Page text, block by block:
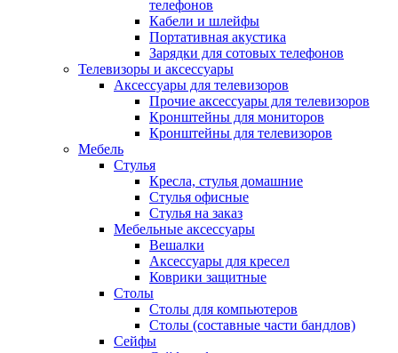
телефонов
Кабели и шлейфы
Портативная акустика
Зарядки для сотовых телефонов
Телевизоры и аксессуары
Аксессуары для телевизоров
Прочие аксессуары для телевизоров
Кронштейны для мониторов
Кронштейны для телевизоров
Мебель
Стулья
Кресла, стулья домашние
Стулья офисные
Стулья на заказ
Мебельные аксессуары
Вешалки
Аксессуары для кресел
Коврики защитные
Столы
Столы для компьютеров
Столы (составные части бандлов)
Сейфы